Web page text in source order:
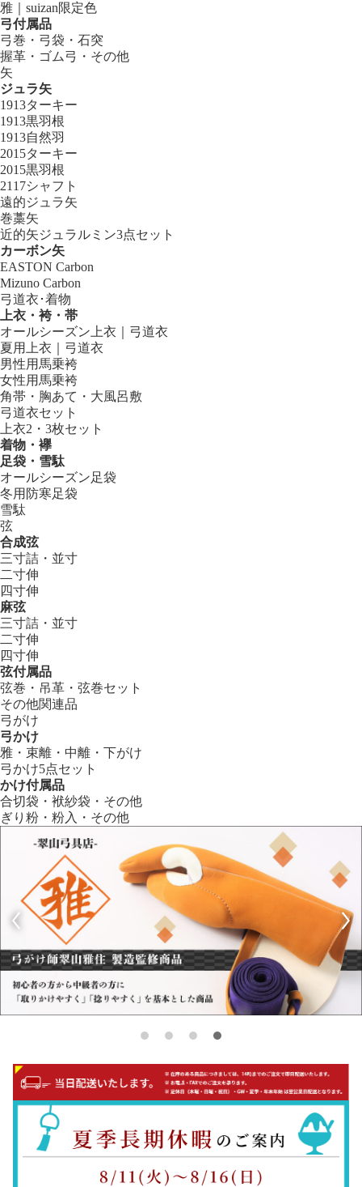
雅｜suizan限定色
弓付属品
弓巻・弓袋・石突
握革・ゴム弓・その他
矢
ジュラ矢
1913ターキー
1913黒羽根
1913自然羽
2015ターキー
2015黒羽根
2117シャフト
遠的ジュラ矢
巻藁矢
近的矢ジュラルミン3点セット
カーボン矢
EASTON Carbon
Mizuno Carbon
弓道衣･着物
上衣・袴・帯
オールシーズン上衣｜弓道衣
夏用上衣｜弓道衣
男性用馬乗袴
女性用馬乗袴
角帯・胸あて・大風呂敷
弓道衣セット
上衣2・3枚セット
着物・襷
足袋・雪駄
オールシーズン足袋
冬用防寒足袋
雪駄
弦
合成弦
三寸詰・並寸
二寸伸
四寸伸
麻弦
三寸詰・並寸
二寸伸
四寸伸
弦付属品
弦巻・吊革・弦巻セット
その他関連品
弓がけ
弓かけ
雅・束離・中離・下がけ
弓かけ5点セット
かけ付属品
合切袋・袱紗袋・その他
ぎり粉・粉入・その他